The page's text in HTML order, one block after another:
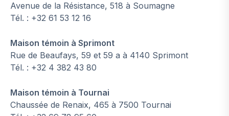
Avenue de la Résistance, 518 à Soumagne
Tél. : +32 61 53 12 16
Maison témoin à Sprimont
Rue de Beaufays, 59 et 59 a à 4140 Sprimont
Tél. : +32 4 382 43 80
Maison témoin à Tournai
Chaussée de Renaix, 465 à 7500 Tournai